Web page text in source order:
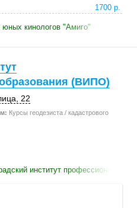
1700 р.
кинологов "Амиго"
(ВИПО)
22
Курсы геодезиста / кадастрового
институт